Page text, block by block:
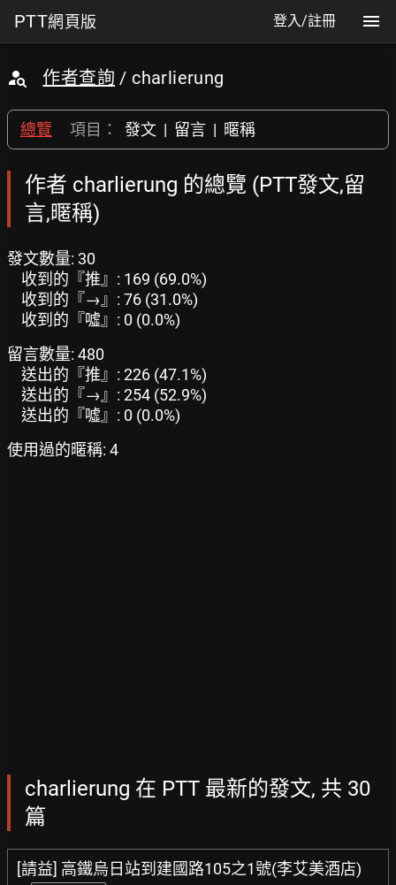
PTT網頁版 登入/註冊
作者查詢 / charlierung
總覽 項目： 發文 | 留言 | 暱稱
作者 charlierung 的總覽 (PTT發文,留
言,暱稱)
發文數量: 30
收到的『推』: 169 (69.0%)
收到的『→』: 76 (31.0%)
收到的『噓』: 0 (0.0%)
留言數量: 480
送出的『推』: 226 (47.1%)
送出的『→』: 254 (52.9%)
送出的『噓』: 0 (0.0%)
使用過的暱稱: 4
charlierung 在 PTT 最新的發文, 共 30
篇
[請益] 高鐵烏日站到建國路105之1號(李艾美酒店)